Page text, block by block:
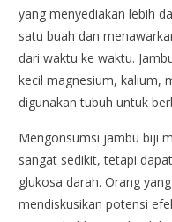
yang menyediakan lebih
satu buah dan
dari waktu ke waktu.
kecil magnesium, kalium,
digunakan tubuh untuk
Mengonsumsi jambu biji
sangat sedikit, tetapi
glukosa darah. Orang
mendiskusikan potensi